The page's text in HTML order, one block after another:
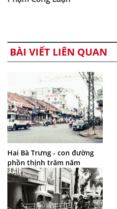
BÀI VIẾT LIÊN QUAN
Hai Bà Trưng - con đường
phồn thịnh trăm năm